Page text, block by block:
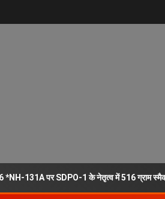
26 *NH-131A पर SDPO-1 के नेतृत्व में 516 ग्राम